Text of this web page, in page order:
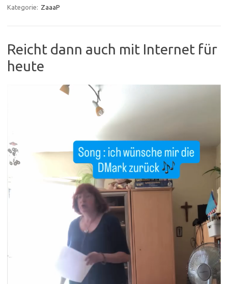
Kategorie: ZaaaP
Reicht dann auch mit Internet für
heute